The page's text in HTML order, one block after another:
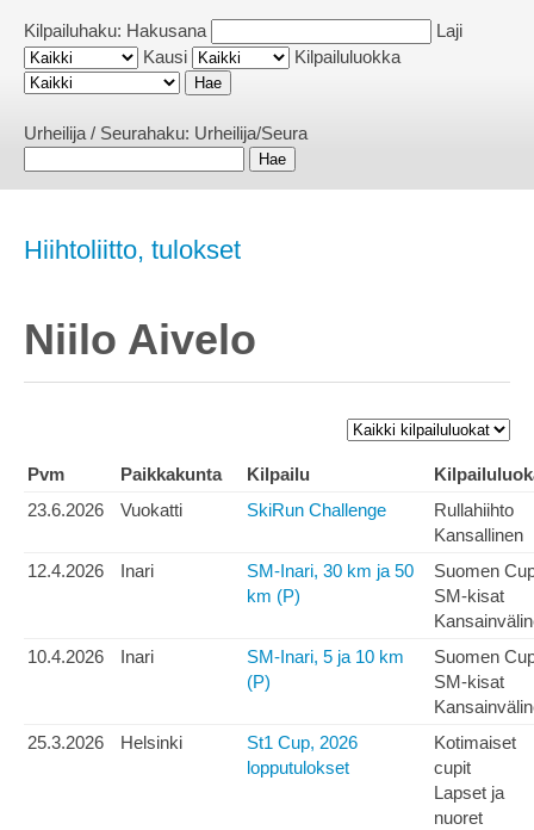
Kilpailuhaku: Hakusana
Laji
Kausi
Kilpailuluokka
Urheilija / Seurahaku: Urheilija/Seura
Hiihtoliitto, tulokset
Niilo Aivelo
Pvm Paikkakunta Kilpailu
23.6.2026
Vuokatti SkiRun Challenge
Rullahiihto
Kansallinen
12.4.2026
Inari
SM-Inari, 30 km ja 50
km (P)
Suomen
SM-kisat
10.4.2026
Inari
SM-Inari, 5 ja 10 km
(P)
Suomen
SM-kisat
25.3.2026
Helsinki
St1 Cup, 2026
lopputulokset
Kotimaiset
cupit
Lapset ja
nuoret